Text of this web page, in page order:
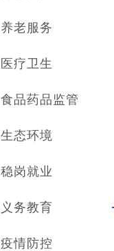
养老服务
医疗卫生
食品药品监管
生态环境
稳岗就业
义务教育
疫情防控